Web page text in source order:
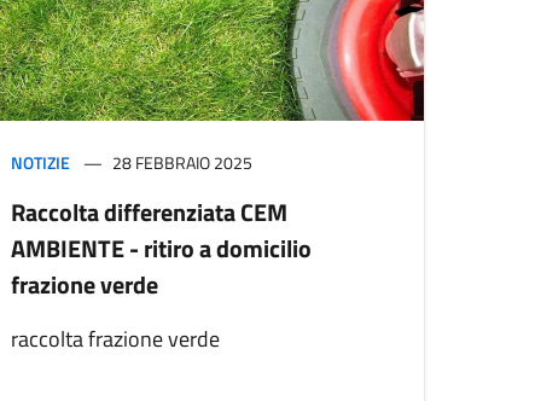
NOTIZIE 28 FEBBRAIO 2025
Raccolta differenziata CEM
AMBIENTE - ritiro a domicilio
frazione verde
raccolta frazione verde